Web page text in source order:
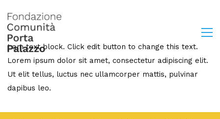
I am text block. Click edit button to change this text.
Lorem ipsum dolor sit amet, consectetur adipiscing elit.
Ut elit tellus, luctus nec ullamcorper mattis, pulvinar
dapibus leo.